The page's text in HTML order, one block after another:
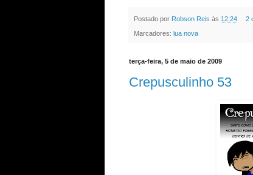
Postado por Robson Reis às 12:24 2
Marcadores: lua nova
terça-feira, 5 de maio de 2009
Crepusculinho 53